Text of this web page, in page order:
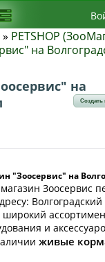
» PETSHOP
на
на
Создать
"Зоосервис" на
Зоосервис
широкий
и
живые